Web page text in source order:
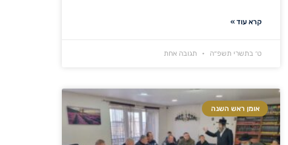
קרא עוד »
ט׳ בתשרי תשפ״ה תגובה אחת
אומן ראש השנה